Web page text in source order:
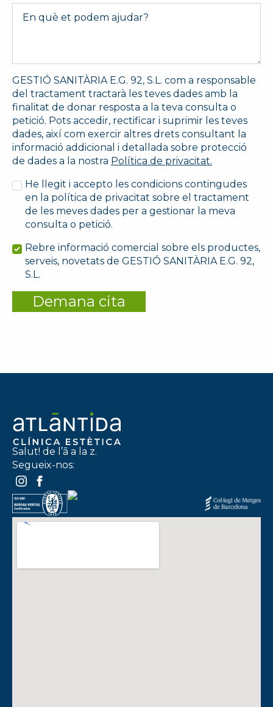
Message
GESTIÓ SANITÀRIA E.G. 92, S.L. com a responsable
del tractament tractarà les teves dades amb la
finalitat de donar resposta a la teva consulta o
petició. Pots accedir, rectificar i suprimir les teves
dades, així com exercir altres drets consultant la
informació addicional i detallada sobre protecció
de dades a la nostra Política de privacitat.
He llegit i accepto les condicions contingudes
en la política de privacitat sobre el tractament
de les meves dades per a gestionar la meva
consulta o petició.
Rebre informació comercial sobre els productes,
serveis, novetats de GESTIÓ SANITÀRIA E.G. 92,
S.L.
Demana cita
Salut! de l’ā a la z.
Segueix-nos: